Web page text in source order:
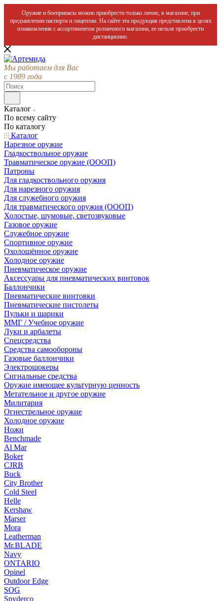
Оружие и боеприпасы можно приобрести только лично, в магазине, при
предъявлении паспорта и лицензии. На сайте эта продукция представлена в целях
ознакомления с ассортиментом розничного магазина, ее нельзя приобрести
дистанционно.
Мы работаем для Вас
с 1989 года
Каталог
По всему сайту
По каталогу
Каталог
Нарезное оружие
Гладкоствольное оружие
Травматическое оружие (ОООП)
Патроны
Для гладкоствольного оружия
Для нарезного оружия
Для служебного оружия
Для травматического оружия (ОООП)
Холостые, шумовые, светозвуковые
Газовое оружие
Служебное оружие
Спортивное оружие
Охолощённое оружие
Холодное оружие
Пневматическое оружие
Аксессуары для пневматических винтовок
Баллончики
Пневматические винтовки
Пневматические пистолеты
Пульки и шарики
ММГ / Учебное оружие
Луки и арбалеты
Спецсредства
Средства самообороны
Газовые баллончики
Электрошокеры
Сигнальные средства
Оружие имеющее культурную ценность
Метательное и другое оружие
Милитария
Огнестрельное оружие
Холодное оружие
Ножи
Benchmade
Al Mar
Boker
CJRB
Buck
City Brother
Cold Steel
Helle
Kershaw
Marser
Mora
Leatherman
Mr.BLADE
Navy
ONTARIO
Opinel
Outdoor Edge
SOG
Spyderco